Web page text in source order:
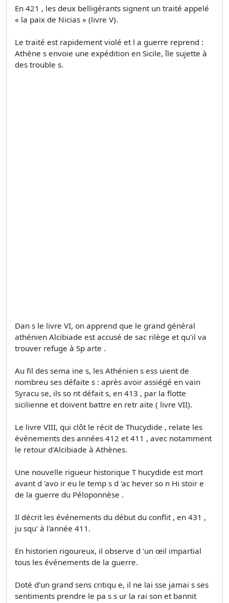
En 421 , les deux belligérants signent un traité appelé
« la paix de Nicias » (livre V).
Le traité est rapidement violé et l a guerre reprend :
Athène s envoie une expédition en Sicile, île sujette à
des trouble s.
Dan s le livre VI, on apprend que le grand général
athénien Alcibiade est accusé de sac rilège et qu'il va
trouver refuge à Sp arte .
Au fil des sema ine s, les Athénien s ess uient de
nombreu ses défaite s : après avoir assiégé en vain
Syracu se, ils so nt défait s, en 413 , par la flotte
sicilienne et doivent battre en retr aite ( livre VII).
Le livre VIII, qui clôt le récit de Thucydide , relate les
événements des années 412 et 411 , avec notamment
le retour d'Alcibiade à Athènes.
Une nouvelle rigueur historique T hucydide est mort
avant d 'avo ir eu le temp s d 'ac hever so n Hi stoir e
de la guerre du Péloponnèse .
Il décrit les événements du début du conflit , en 431 ,
ju squ' à l'année 411.
En historien rigoureux, il observe d 'un œil impartial
tous les événements de la guerre.
Doté d'un grand sens critiqu e, il ne lai sse jamai s ses
sentiments prendre le pa s s ur la rai son et bannit